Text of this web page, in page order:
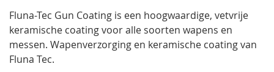
Fluna-Tec Gun Coating is een hoogwaardige, vetvrije
keramische coating voor alle soorten wapens en
messen. Wapenverzorging en keramische coating van
Fluna Tec.